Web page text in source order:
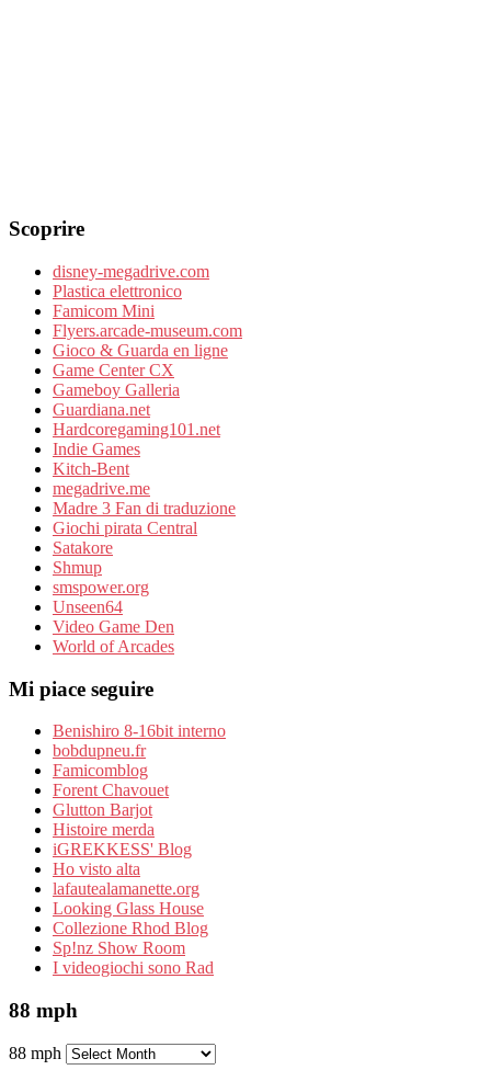
Scoprire
disney-megadrive.com
Plastica elettronico
Famicom Mini
Flyers.arcade-museum.com
Gioco & Guarda en ligne
Game Center CX
Gameboy Galleria
Guardiana.net
Hardcoregaming101.net
Indie Games
Kitch-Bent
megadrive.me
Madre 3 Fan di traduzione
Giochi pirata Central
Satakore
Shmup
smspower.org
Unseen64
Video Game Den
World of Arcades
Mi piace seguire
Benishiro 8-16bit interno
bobdupneu.fr
Famicomblog
Forent Chavouet
Glutton Barjot
Histoire merda
iGREKKESS' Blog
Ho visto alta
lafautealamanette.org
Looking Glass House
Collezione Rhod Blog
Sp!nz Show Room
I videogiochi sono Rad
88 mph
88 mph